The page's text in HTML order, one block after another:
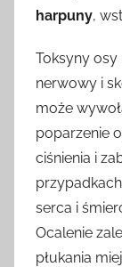
harpuny,
Toksyny osy
nerwowy i
może
poparzenie
ciśnienia i
serca i
Ocalenie
płukania